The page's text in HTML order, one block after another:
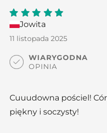
5out
of 5
Jowita
11 listopada 2025
WIARYGODNA
OPINIA
Cuuudowna pościel!
piękny i soczysty!